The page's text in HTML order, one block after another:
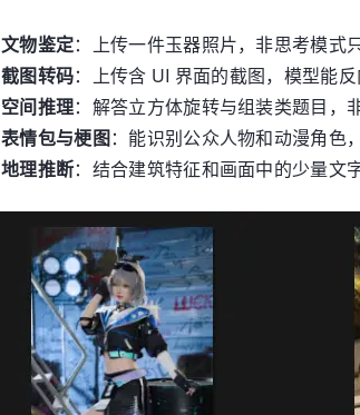
文物鉴定：上传一件玉器照片，非思考模式
截图转码：上传含 UI 界面的截图，模型能
空间推理：解答立方体旋转与组装类题目，
表情包与梗图：能识别公众人物和动漫角色
地理推断：结合建筑特征和画面中的少量文